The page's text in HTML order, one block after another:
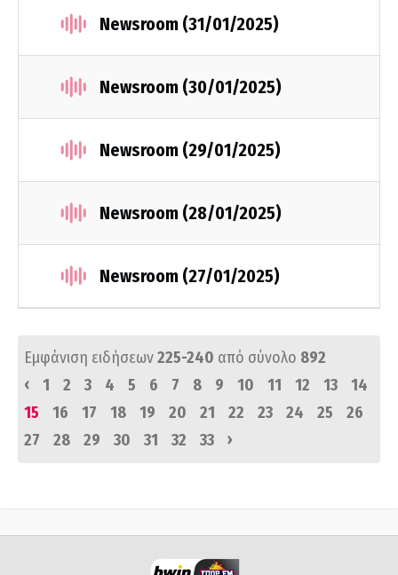
Newsroom (31/01/2025)
Newsroom (30/01/2025)
Newsroom (29/01/2025)
Newsroom (28/01/2025)
Newsroom (27/01/2025)
Εμφάνιση ειδήσεων225-240 από σύνολο 892
‹
1 2 3 4 5 6 7 8 9 10 11 12 13
14
15
16 17 18 19 20 21 22 23 24 25
26
27
28 29 30 31 32 33 ›